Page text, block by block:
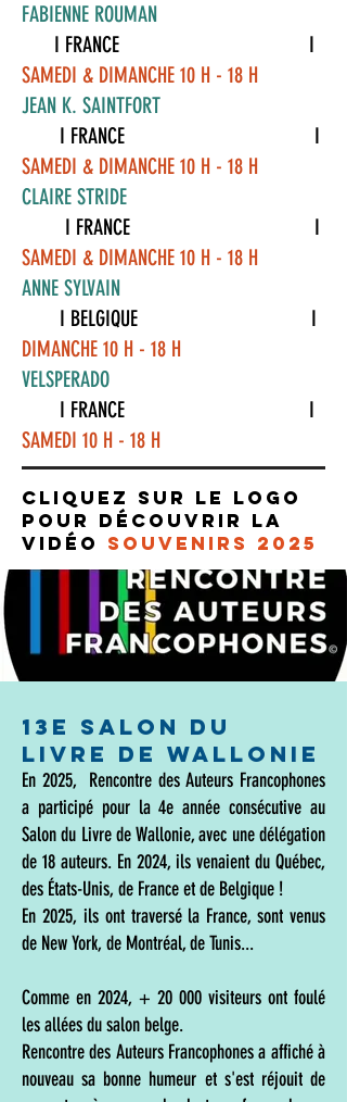
FABIENNE ROUMAN
I FRANCE I
SAMEDI & DIMANCHE 10 H - 18 H
JEAN K. SAINTFORT
I FRANCE I
SAMEDI & DIMANCHE 10 H - 18 H
CLAIRE STRIDE
I FRANCE I
SAMEDI & DIMANCHE 10 H - 18 H
ANNE SYLVAIN
I BELGIQUE I
DIMANCHE 10 H - 18 H
VELSPERADO
I FRANCE I
SAMEDI 10 H - 18 H
cliquez sur le logo
pour découvrir la
vidéo souvenirs 2025
13e SALON DU
LIVRE DE WALLONIE
En 2025, Rencontre des Auteurs Francophones
a participé pour la 4e année consécutive au
Salon du Livre de Wallonie, avec une délégation
de 18 auteurs. En 2024, ils venaient du Québec,
des États-Unis, de France et de Belgique !
En 2025, ils ont traversé la France, sont venus
de New York, de Montréal, de Tunis...
Comme en 2024, + 20 000 visiteurs ont foulé
les allées du salon belge.
Rencontre des Auteurs Francophones a affiché à
nouveau sa bonne humeur et s'est réjouit de